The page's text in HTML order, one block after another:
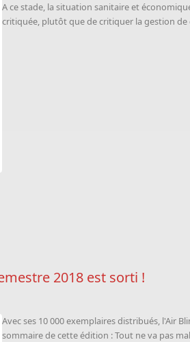
A ce stade, la situation sanitaire et
critiquée, plutôt que de critiquer la gestion de
2018 est sorti !
Avec ses 10 000 exemplaires distribués, l'Air
sommaire de cette édition : Tout ne va pas